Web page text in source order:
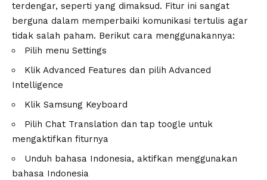
terdengar, seperti yang dimaksud. Fitur ini sangat
berguna dalam memperbaiki komunikasi tertulis agar
tidak salah paham. Berikut cara menggunakannya:
Pilih menu Settings
Klik Advanced Features dan pilih Advanced
Intelligence
Klik Samsung Keyboard
Pilih Chat Translation dan tap toogle untuk
mengaktifkan fiturnya
Unduh bahasa Indonesia, aktifkan menggunakan
bahasa Indonesia